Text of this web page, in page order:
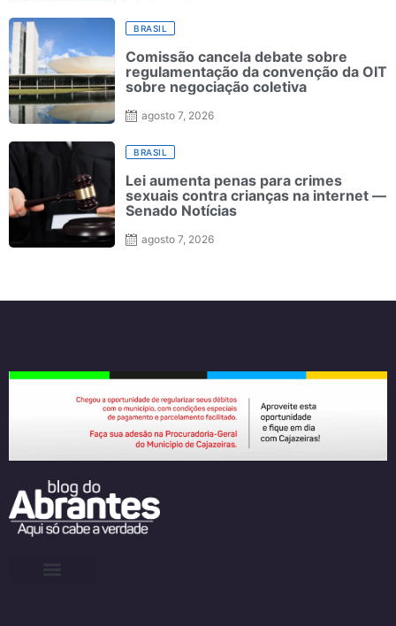
BRASIL
Comissão cancela debate sobre
regulamentação da convenção da OIT
sobre negociação coletiva
agosto 7, 2026
BRASIL
Lei aumenta penas para crimes
sexuais contra crianças na internet —
Senado Notícias
agosto 7, 2026